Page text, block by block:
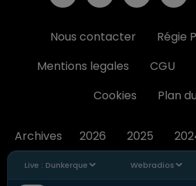
Live : Dunkerque Webradios
Nous contacter Régie
Mentions legales
CGU
Cookies
Plan
Archives 2026 2025